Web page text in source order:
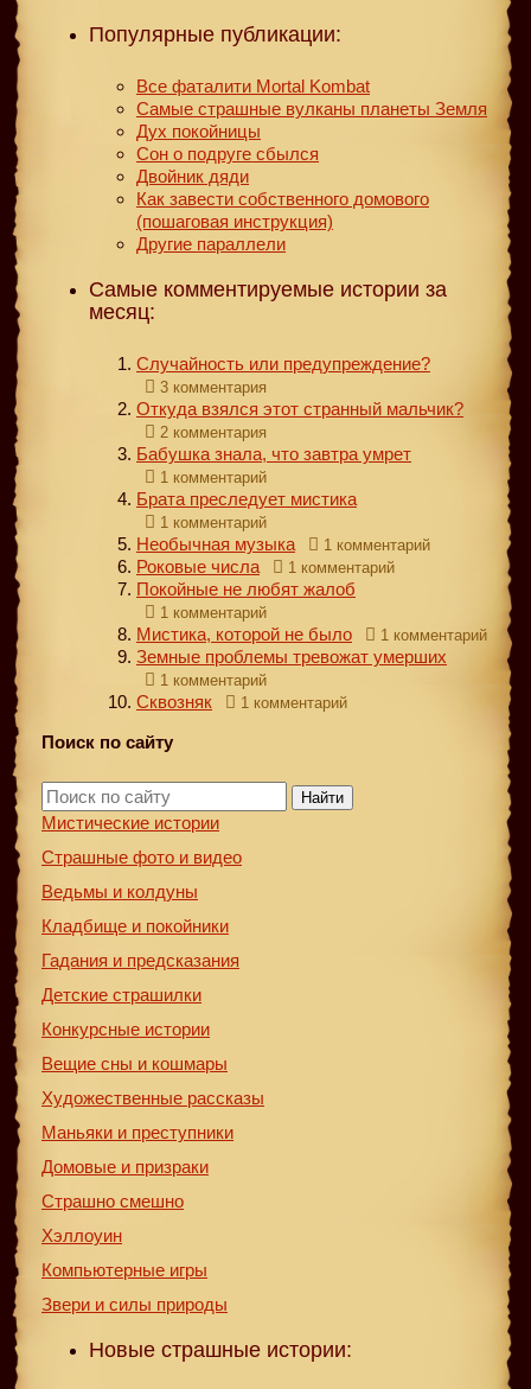
Популярные публикации:
Все фаталити Mortal Kombat
Самые страшные вулканы планеты Земля
Дух покойницы
Сон о подруге сбылся
Двойник дяди
Как завести собственного домового
(пошаговая инструкция)
Другие параллели
Самые комментируемые истории за
месяц:
Случайность или предупреждение?
3 комментария
Откуда взялся этот странный мальчик?
2 комментария
Бабушка знала, что завтра умрет
1 комментарий
Брата преследует мистика
1 комментарий
Необычная музыка 1 комментарий
Роковые числа 1 комментарий
Покойные не любят жалоб
1 комментарий
Мистика, которой не было 1 комментарий
Земные проблемы тревожат умерших
1 комментарий
Сквозняк 1 комментарий
Поиск по сайту
Найти
Мистические истории
Страшные фото и видео
Ведьмы и колдуны
Кладбище и покойники
Гадания и предсказания
Детские страшилки
Конкурсные истории
Вещие сны и кошмары
Художественные рассказы
Маньяки и преступники
Домовые и призраки
Страшно смешно
Хэллоуин
Компьютерные игры
Звери и силы природы
Новые страшные истории: